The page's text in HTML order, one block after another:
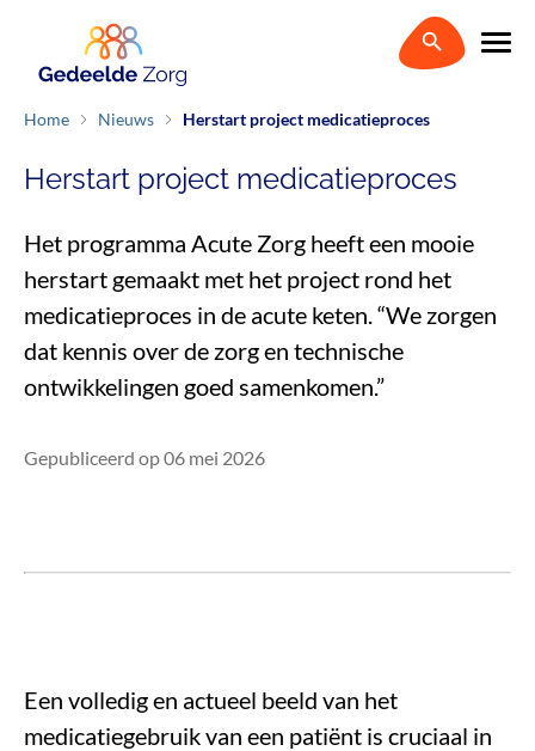
Home Nieuws Herstart project medicatieproces
Herstart project medicatieproces
Het programma Acute Zorg heeft een mooie
herstart gemaakt met het project rond het
medicatieproces in de acute keten. “We zorgen
dat kennis over de zorg en technische
ontwikkelingen goed samenkomen.”
Gepubliceerd op 06 mei 2026
Een volledig en actueel beeld van het
medicatiegebruik van een patiënt is cruciaal in